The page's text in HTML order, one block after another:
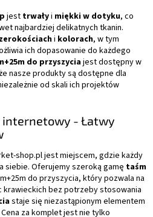
jest trwałyi miękki w dotyku, co
najbardziej delikatnych tkanin.
i kolorach, w tym
ich dopasowanie do każdego
do przyszyciajest dostępny w
nasze produkty są dostępne dla
od skali ich projektów
internetowy - Łatwy
shop.pl jest miejscem, gdzie każdy
siebie. Oferujemy szeroką gamę taśm
do przyszycia, który pozwala na
krawieckich bez potrzeby stosowania
staje się niezastąpionym elementem
za komplet jest nie tylko